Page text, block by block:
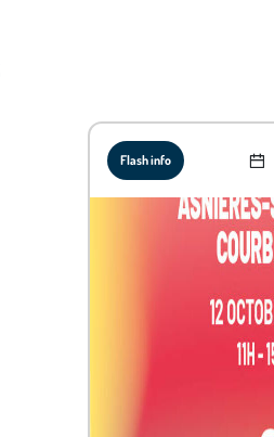
Flash info